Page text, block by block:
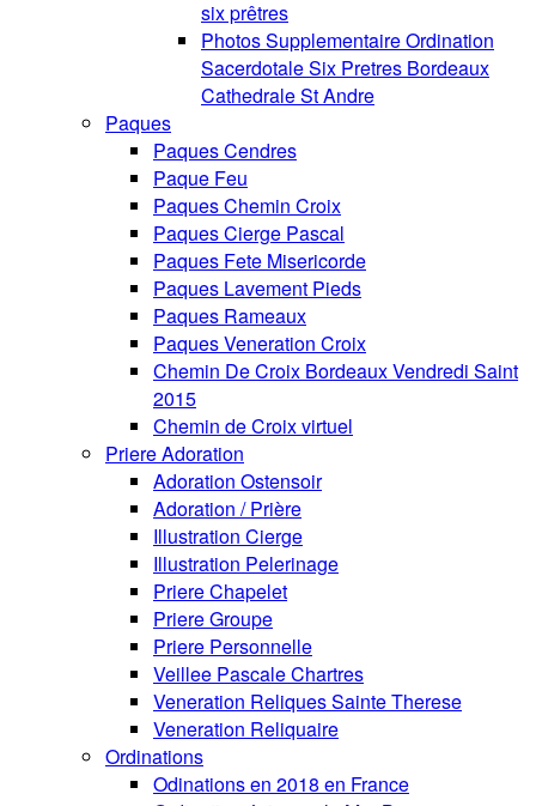
six prêtres
Photos Supplementaire Ordination
Sacerdotale Six Pretres Bordeaux
Cathedrale St Andre
Paques
Paques Cendres
Paque Feu
Paques Chemin Croix
Paques Cierge Pascal
Paques Fete Misericorde
Paques Lavement Pieds
Paques Rameaux
Paques Veneration Croix
Chemin De Croix Bordeaux Vendredi Saint
2015
Chemin de Croix virtuel
Priere Adoration
Adoration Ostensoir
Adoration / Prière
Illustration Cierge
Illustration Pelerinage
Priere Chapelet
Priere Groupe
Priere Personnelle
Veillee Pascale Chartres
Veneration Reliques Sainte Therese
Veneration Reliquaire
Ordinations
Odinations en 2018 en France